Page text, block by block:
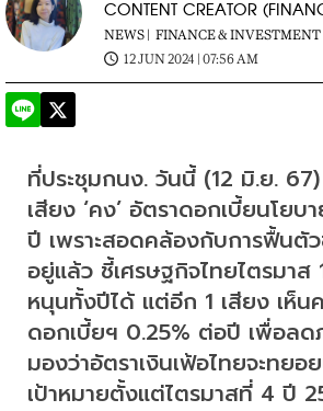
CONTENT CREATOR
NEWS | FINANCE & INVESTMENT
12 JUN 2024 | 07:56 AM
ที่ประชุมกนง. วันนี้ (12 มิ.ย.
เสียง ‘คง’ อัตราดอกเบี้ยนโย
ปี เพราะสอดคล้องกับการฟื้นตั
อยู่แล้ว ชี้เศรษฐกิจไทยไตรมาส
หนุนทั้งปีได้ แต่อีก 1 เสียง เห็น
ดอกเบี้ยฯ 0.25% ต่อปี เพื่อลด
มองว่าอัตราเงินเฟ้อไทยจะทย
เป้าหมายตั้งแต่ไตรมาสที่ 4 ปี